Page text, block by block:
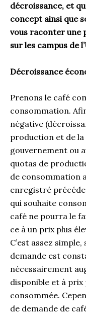
décroissance, et
concept ainsi que
vous raconter une
sur les campus de
Décroissance
Prenons le café
consommation.
négative
production et de
gouvernement ou
quotas de
de consommation
enregistré
qui souhaite
café ne pourra le
ce à un prix plus
C’est assez
demande est
nécessairement
disponible et à prix
consommée.
de demande de